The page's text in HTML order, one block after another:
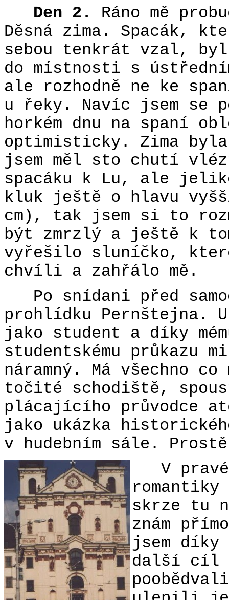
Den 2. Ráno mě
Děsná zima. Spacák,
sebou tenkrát vzal, byl
do místnosti s
ale rozhodně ne ke
u řeky. Navíc jsem se
horkém dnu na spaní
optimisticky. Zima
jsem měl sto chutí
spacáku k Lu, ale
kluk ještě o hlavu
cm), tak jsem si to
být zmrzlý a ještě k
vyřešilo sluníčko,
chvíli a zahřálo mě.
Po snídani před
prohlídku Pernštejna.
jako student a díky
studentskému
náramný. Má všechno
točité schodiště,
plácajícího průvodce
jako ukázka
v hudebním sále.
V pravé
skrze tu
znám
jsem díky
další cíl